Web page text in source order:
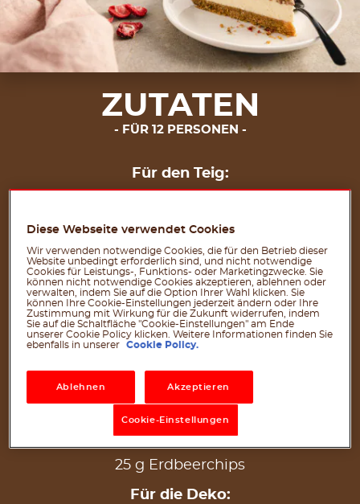
ZUTATEN
FÜR 12 PERSONEN
Für den Teig:
200 g Butterkekse
600 g Frischkäse
100 g Zucker
100 g Joghurt
2 Eier
30 g Stärke
Für den Crumble:
100 g Haferflocken
25 g Erdbeerchips
Für die Deko:
Diese Webseite verwendet Cookies
Wir verwenden notwendige Cookies, die für den Betrieb dieser
Website unbedingt erforderlich sind, und nicht notwendige
Cookies für Leistungs-, Funktions- oder Marketingzwecke. Sie
können nicht notwendige Cookies akzeptieren, ablehnen oder
verwalten, indem Sie auf die Option Ihrer Wahl klicken. Sie
können Ihre Cookie-Einstellungen jederzeit ändern oder Ihre
Zustimmung mit Wirkung für die Zukunft widerrufen, indem
Sie auf die Schaltfläche "Cookie-Einstellungen" am Ende
unserer Cookie Policy klicken. Weitere Informationen finden Sie
ebenfalls in unserer
Cookie Policy.
Ablehnen Akzeptieren
Cookie-Einstellungen